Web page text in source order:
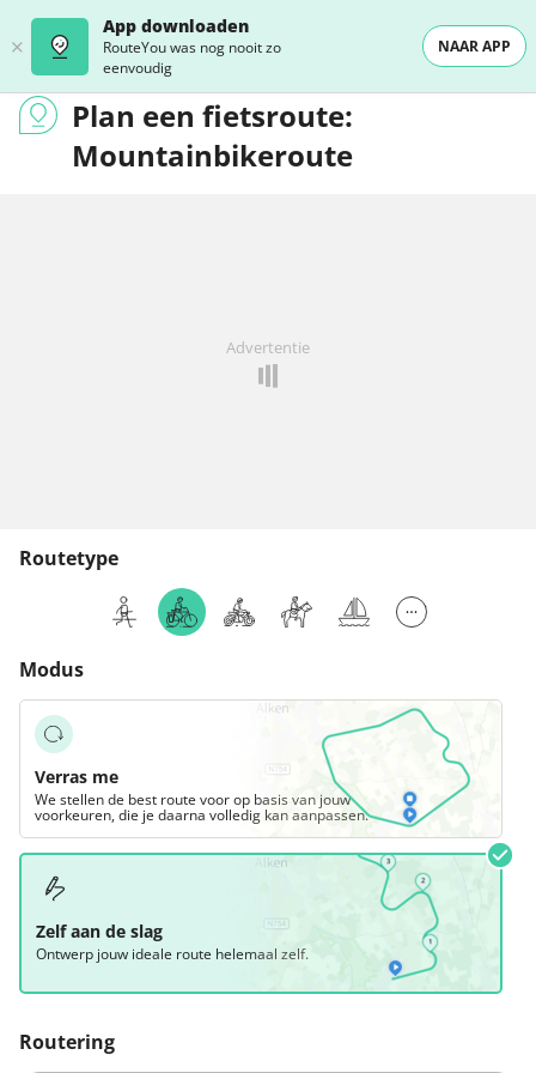
App downloaden
RouteYou was nog nooit zo
eenvoudig
NAAR APP
Plan een fietsroute:
Mountainbikeroute
Advertentie
Routetype
Modus
Verras me
We stellen de best route voor op basis van jouw
voorkeuren, die je daarna volledig kan aanpassen.
Zelf aan de slag
Ontwerp jouw ideale route helemaal zelf.
Routering